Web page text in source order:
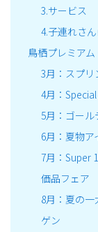
3.サービス
4.子連れさ
鳥栖プレミア
3月：スプリ
4月：
5月：ゴール
6月：夏物
7月：Super
価品フェア
8月：夏の
ゲン